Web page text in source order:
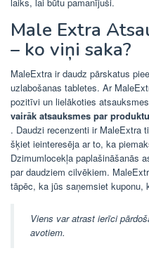
Male Extra
– ko viņi saka?
MaleExtra ir daudz pārskatus
uzlabošanas tabletes. Ar
pozitīvi un lielākoties
vairāk atsauksmes par
. Daudzi recenzenti ir MaleExtra
šķiet ieinteresēja ar to, ka
Dzimumlocekļa paplašināšanās
par daudziem cilvēkiem.
tāpēc, ka jūs saņemsiet kuponu,
Viens var atrast ierīci
avotiem.